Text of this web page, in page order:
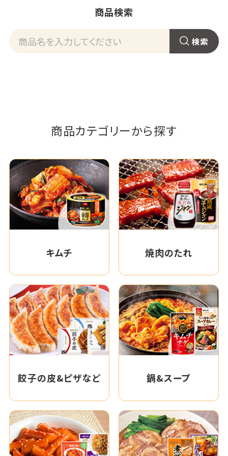
商品検索
商品カテゴリーから探す
キムチ 焼肉のたれ
餃子の皮&ピザなど 鍋&スープ